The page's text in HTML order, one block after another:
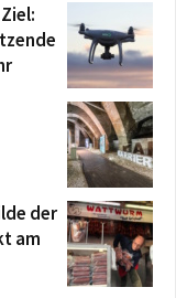
der
am